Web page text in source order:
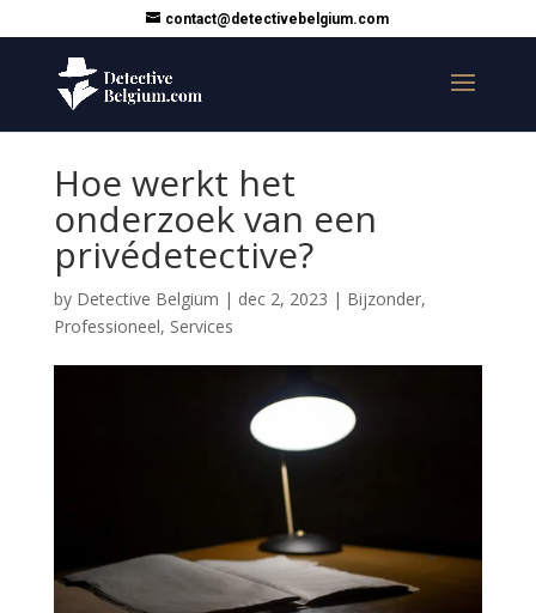
contact@detectivebelgium.com
Hoe werkt het
onderzoek van een
privédetective?
by Detective Belgium | dec 2, 2023 | Bijzonder,
Professioneel, Services